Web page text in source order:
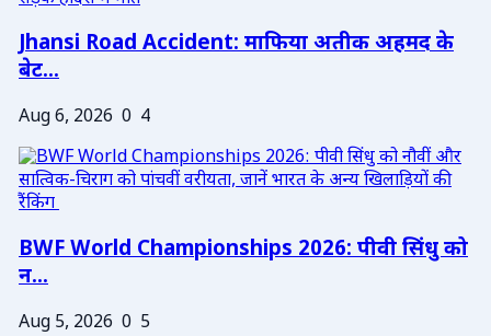
Jhansi Road Accident: माफिया अतीक अहमद के
बेट...
Aug 6, 2026 0 4
BWF World Championships 2026: पीवी सिंधु को
न...
Aug 5, 2026 0 5